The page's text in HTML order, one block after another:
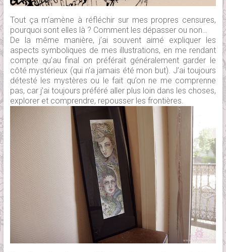
Tout ça m’amène à réfléchir sur mes propres censures,
pourquoi sont elles là ? Comment les dépasser ou non…
De la même manière, j’ai souvent aimé expliquer les
aspects symboliques de mes illustrations, en me rendant
compte qu’au final on préférait généralement garder le
côté mystérieux (qui n’a jamais été mon but). J’ai toujours
détesté les mystères ou le fait qu’on ne me comprenne
pas, car j’ai toujours préféré aller plus loin dans les choses,
explorer et comprendre, repousser les frontières.